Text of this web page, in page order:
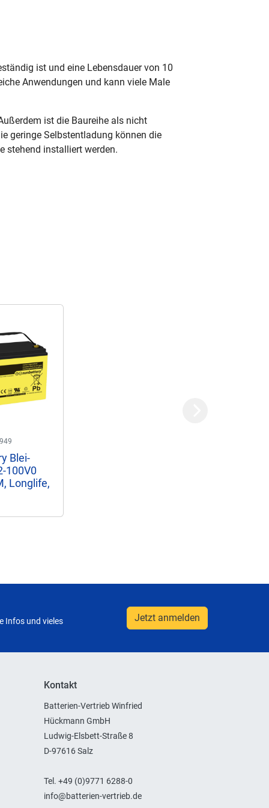
ist und eine Lebensdauer von 10
Anwendungen und kann viele Male
ist die Baureihe als nicht
geringe Selbstentladung können die
stehend installiert werden.
Blei-
100V0
Longlife,
Infos und vieles Jetzt anmelden
Kontakt
Batterien-Vertrieb Winfried
Hückmann GmbH
Ludwig-Elsbett-Straße 8
D-97616 Salz
Tel. +49 (0)9771 6288-0
info@batterien-vertrieb.de